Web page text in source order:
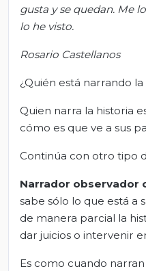
gusta y se quedan. Me
lo he visto.
Rosario Castellanos
¿Quién está narrando la
Quien narra la historia
cómo es que ve a sus
Continúa con otro tipo
Narrador observador
sabe sólo lo que está a
de manera parcial la
dar juicios o intervenir
Es como cuando